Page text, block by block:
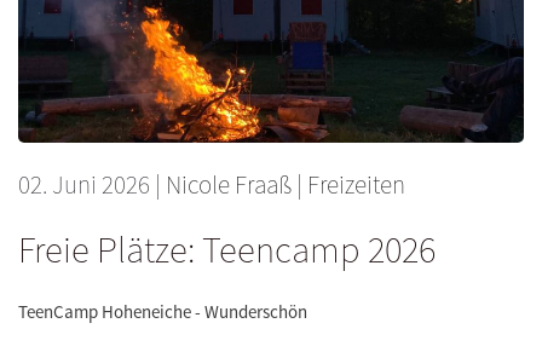
02. Juni 2026 | Nicole Fraaß | Freizeiten
Freie Plätze: Teencamp 2026
TeenCamp Hoheneiche - Wunderschön